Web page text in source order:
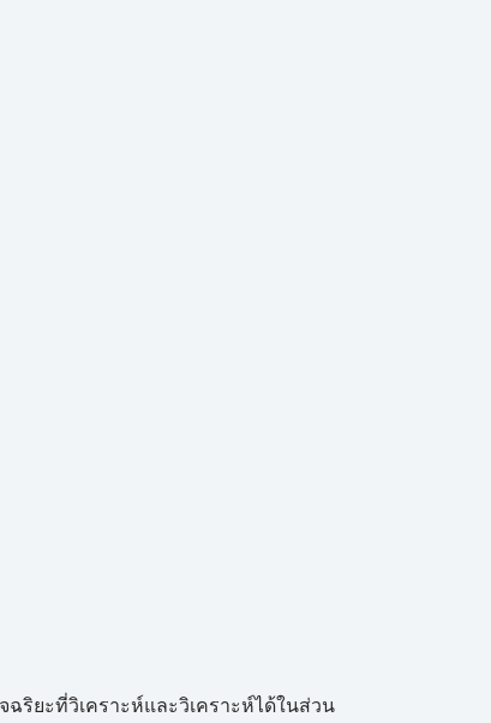
ฉริยะที่วิเคราะห์และวิเคราะห์ได้ในส่วน